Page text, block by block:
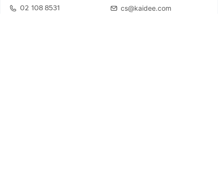
02 108 8531
cs@kaidee.com